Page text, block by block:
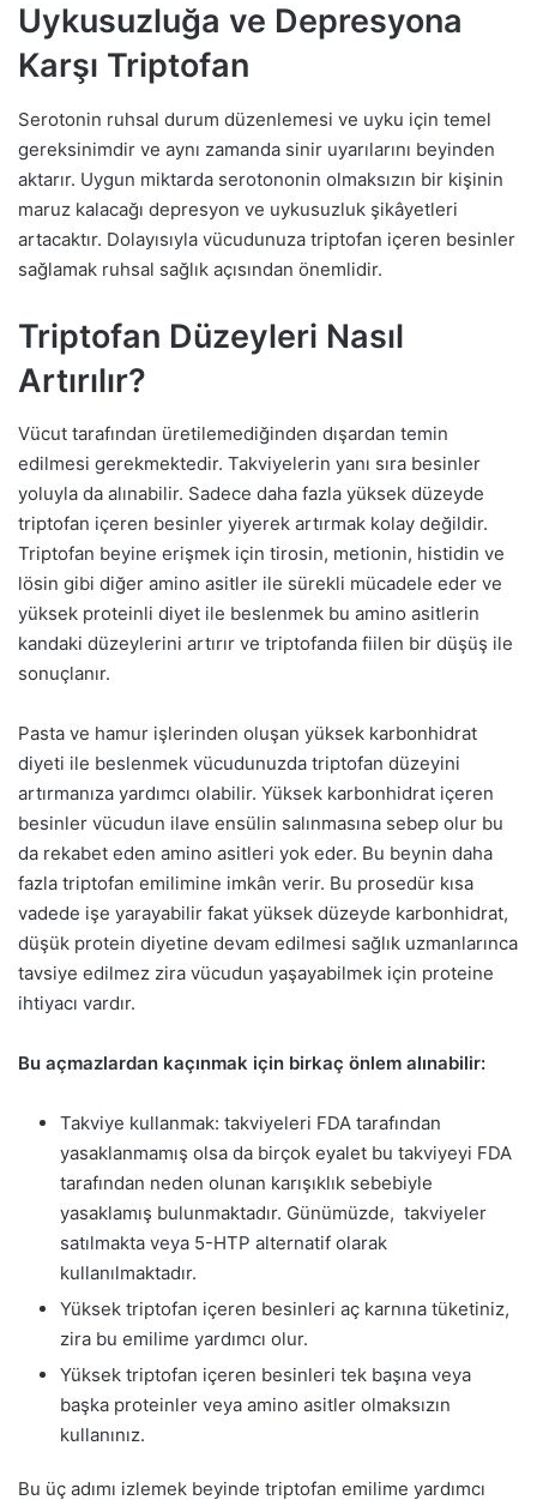
Uykusuzluğa ve Depresyona
Karşı Triptofan
Serotonin ruhsal durum düzenlemesi ve uyku için temel
gereksinimdir ve aynı zamanda sinir uyarılarını beyinden
aktarır. Uygun miktarda serotononin olmaksızın bir kişinin
maruz kalacağı depresyon ve uykusuzluk şikâyetleri
artacaktır. Dolayısıyla vücudunuza triptofan içeren besinler
sağlamak ruhsal sağlık açısından önemlidir.
Triptofan Düzeyleri Nasıl
Artırılır?
Vücut tarafından üretilemediğinden dışardan temin
edilmesi gerekmektedir. Takviyelerin yanı sıra besinler
yoluyla da alınabilir. Sadece daha fazla yüksek düzeyde
triptofan içeren besinler yiyerek artırmak kolay değildir.
Triptofan beyine erişmek için tirosin, metionin, histidin ve
lösin gibi diğer amino asitler ile sürekli mücadele eder ve
yüksek proteinli diyet ile beslenmek bu amino asitlerin
kandaki düzeylerini artırır ve triptofanda fiilen bir düşüş ile
sonuçlanır.
Pasta ve hamur işlerinden oluşan yüksek karbonhidrat
diyeti ile beslenmek vücudunuzda triptofan düzeyini
artırmanıza yardımcı olabilir. Yüksek karbonhidrat içeren
besinler vücudun ilave ensülin salınmasına sebep olur bu
da rekabet eden amino asitleri yok eder. Bu beynin daha
fazla triptofan emilimine imkân verir. Bu prosedür kısa
vadede işe yarayabilir fakat yüksek düzeyde karbonhidrat,
düşük protein diyetine devam edilmesi sağlık uzmanlarınca
tavsiye edilmez zira vücudun yaşayabilmek için proteine
ihtiyacı vardır.
Bu açmazlardan kaçınmak için birkaç önlem alınabilir:
Takviye kullanmak: takviyeleri FDA tarafından
yasaklanmamış olsa da birçok eyalet bu takviyeyi FDA
tarafından neden olunan karışıklık sebebiyle
yasaklamış bulunmaktadır. Günümüzde, takviyeler
satılmakta veya 5-HTP alternatif olarak
kullanılmaktadır.
Yüksek triptofan içeren besinleri aç karnına tüketiniz,
zira bu emilime yardımcı olur.
Yüksek triptofan içeren besinleri tek başına veya
başka proteinler veya amino asitler olmaksızın
kullanınız.
Bu üç adımı izlemek beyinde triptofan emilime yardımcı